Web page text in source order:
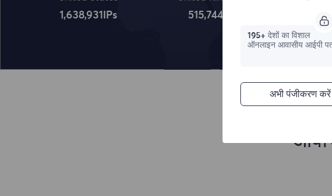
1,638,932 IPs 515,745
195+ देशों का विशाल
ऑनलाइन आवासीय आईपी
अभी पंजीकरण करें